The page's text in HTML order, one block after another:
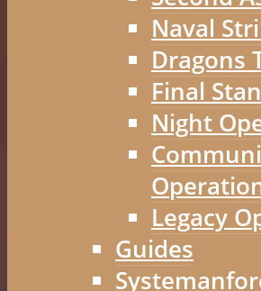
Naval
Dragons
Final
Night
Legacy
Guides